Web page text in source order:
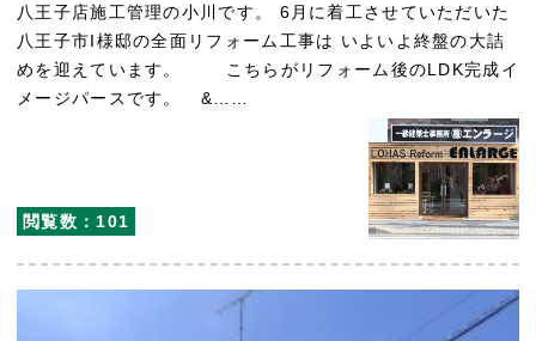
閲覧数：101
八王子店施工管理の小川です。 6月に着工させていただいた
八王子市I様邸の全面リフォーム工事は いよいよ終盤の大詰
めを迎えています。 こちらがリフォーム後のLDK完成イ
メージパースです。 &……